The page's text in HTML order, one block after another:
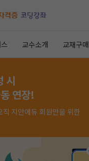
교수소개 교재구매
시
연장!
직 지안에듀 회원만을 위한